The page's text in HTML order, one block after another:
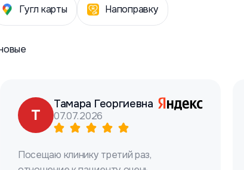
Гугл карты Напоправку
Т
Тамара Георгиевна
07.07.2026
Посещаю клинику третий раз,